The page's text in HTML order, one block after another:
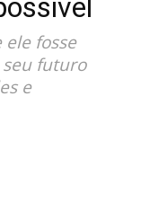
fosse
futuro
e